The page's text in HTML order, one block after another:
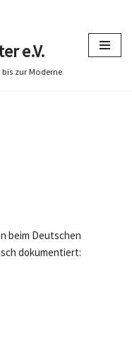
e.V.
bis zur Moderne
beim Deutschen
dokumentiert: